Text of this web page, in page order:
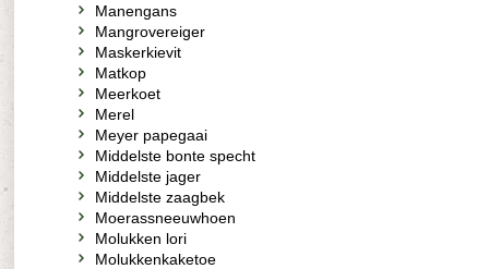
Manengans
Mangrovereiger
Maskerkievit
Matkop
Meerkoet
Merel
Meyer papegaai
Middelste bonte specht
Middelste jager
Middelste zaagbek
Moerassneeuwhoen
Molukken lori
Molukkenkaketoe